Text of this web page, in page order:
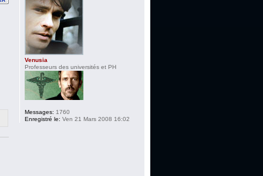
Venusia
Professeurs des universités et PH
Messages: 1760
Enregistré le: Ven 21 Mars 2008 16:02